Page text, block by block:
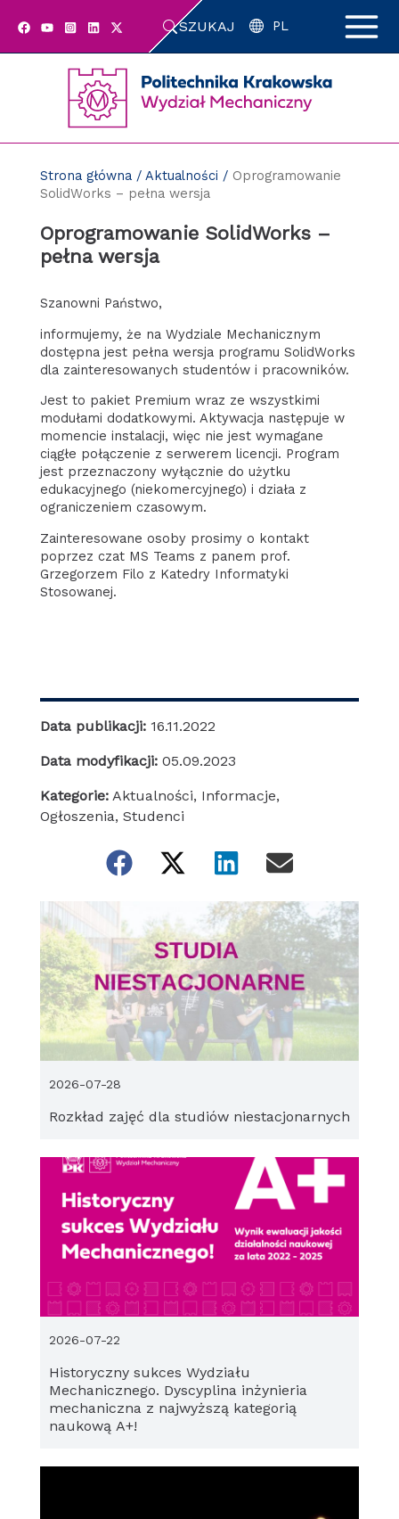
SZUKAJ PL
Strona główna/ Aktualności / Oprogramowanie
SolidWorks – pełna wersja
Oprogramowanie SolidWorks –
pełna wersja
Szanowni Państwo,
informujemy, że na Wydziale Mechanicznym
dostępna jest pełna wersja programu SolidWorks
dla zainteresowanych studentów i pracowników.
Jest to pakiet Premium wraz ze wszystkimi
modułami dodatkowymi. Aktywacja następuje w
momencie instalacji, więc nie jest wymagane
ciągłe połączenie z serwerem licencji. Program
jest przeznaczony wyłącznie do użytku
edukacyjnego (niekomercyjnego) i działa z
ograniczeniem czasowym.
Zainteresowane osoby prosimy o kontakt
poprzez czat MS Teams z panem prof.
Grzegorzem Filo z Katedry Informatyki
Stosowanej.
Data publikacji: 16.11.2022
Data modyfikacji: 05.09.2023
Kategorie: Aktualności, Informacje,
Ogłoszenia, Studenci
Rozkład zajęć dla studiów niestacjonarnych
2026-07-28
Historyczny sukces Wydziału
Mechanicznego. Dyscyplina inżynieria
mechaniczna z najwyższą kategorią
naukową A+!
2026-07-22